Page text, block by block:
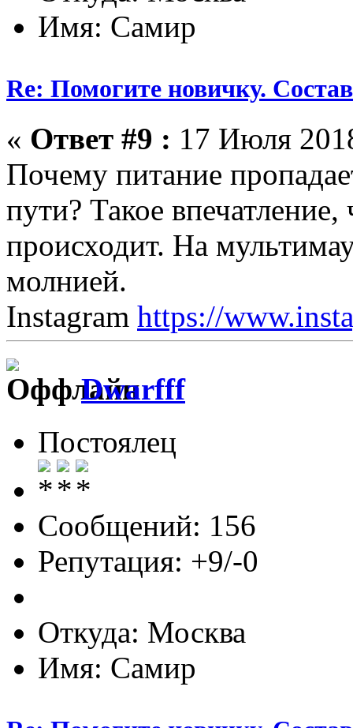
Имя: Самир
Re: Помогите новичку.
« Ответ #9 : 17 Июля
Почему питание
пути? Такое
происходит. На
молнией.
Instagram https://
Dwarfff
Постоялец
Сообщений: 156
Репутация: +9/-0
Откуда: Москва
Имя: Самир